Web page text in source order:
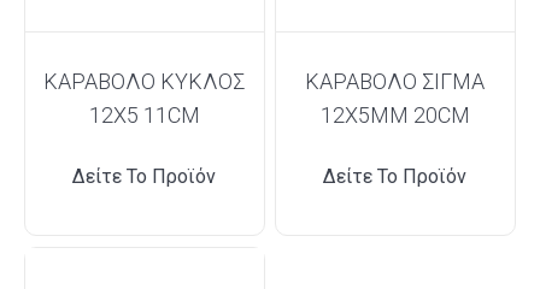
ΚΑΡΑΒΟΛΟ ΚΥΚΛΟΣ
12Χ5 11CM
Δείτε Το Προϊόν
ΚΑΡΑΒΟΛΟ ΣΙΓΜΑ
12X5MM 20CM
Δείτε Το Προϊόν